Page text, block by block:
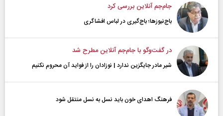
جام‌جم آنلاین بررسی کرد
باج‌نیوزها؛ باج‌گیری در لباس افشاگری
در گفت‌و‌گو با جام‌جم آنلاین مطرح شد
شیر مادر جایگزین ندارد | نوزادان را از فواید آن محروم نکنیم
فرهنگ اهدای خون باید نسل به نسل منتقل شود